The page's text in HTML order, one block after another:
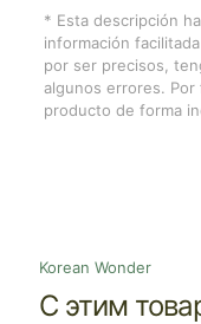
* Esta descripción
información
por ser precisos,
algunos errores.
producto de forma
Korean Wonder
С этим